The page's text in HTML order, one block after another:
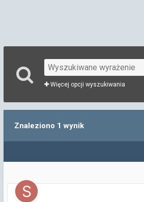
Więcej opcji wyszukiwania
Znaleziono 1 wynik